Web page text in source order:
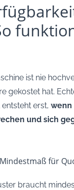
ist nie
gekostet hat.
erst, wenn
und sich
für
braucht